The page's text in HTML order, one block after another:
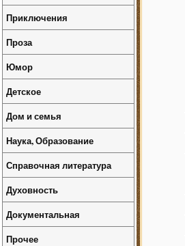
Приключения
Проза
Юмор
Детское
Дом и семья
Наука, Образование
Справочная литература
Духовность
Документальная
Прочее